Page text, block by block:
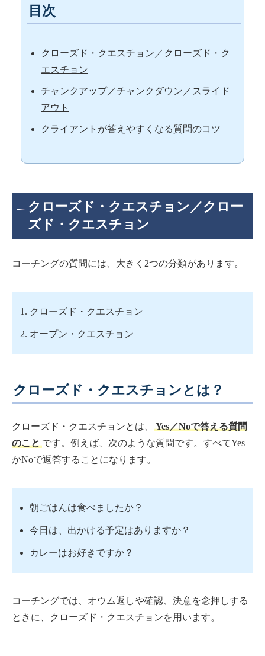
目次
クローズド・クエスチョン／クローズド・ク
エスチョン
チャンクアップ／チャンクダウン／スライド
アウト
クライアントが答えやすくなる質問のコツ
クローズド・クエスチョン／クロー
ズド・クエスチョン
コーチングの質問には、大きく2つの分類があります。
クローズド・クエスチョン
オープン・クエスチョン
クローズド・クエスチョンとは？
クローズド・クエスチョンとは、
Yes／Noで答える質問
のこと です。例えば、次のような質問です。すべてYes
かNoで返答することになります。
朝ごはんは食べましたか？
今日は、出かける予定はありますか？
カレーはお好きですか？
コーチングでは、オウム返しや確認、決意を念押しする
ときに、クローズド・クエスチョンを用います。